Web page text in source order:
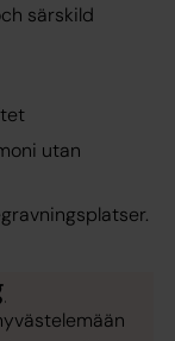
särskild
utan